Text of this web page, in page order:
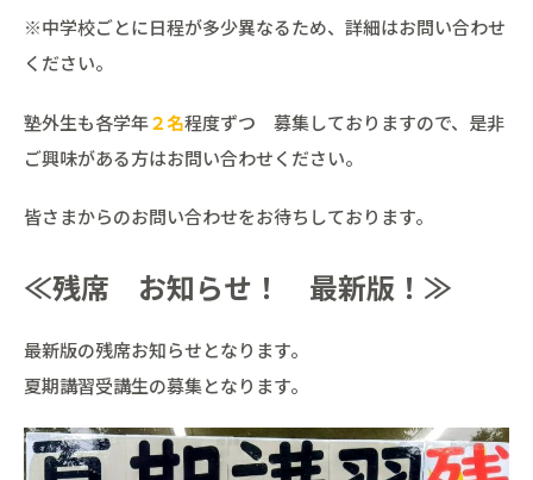
※中学校ごとに日程が多少異なるため、詳細はお問い合わせ
ください。
塾外生も各学年２名程度ずつ 募集しておりますので、是非
ご興味がある方はお問い合わせください。
皆さまからのお問い合わせをお待ちしております。
≪残席 お知らせ！ 最新版！≫
最新版の残席お知らせとなります。
夏期講習受講生の募集となります。